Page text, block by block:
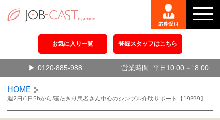
お気に入り一覧 登録スタッフはこちら
0120-885-988 営業時間: 平日10:00～18:00
HOME
週2日/1日5hから/寝たきり患者さん中心のシンプル介助サポート【19399】